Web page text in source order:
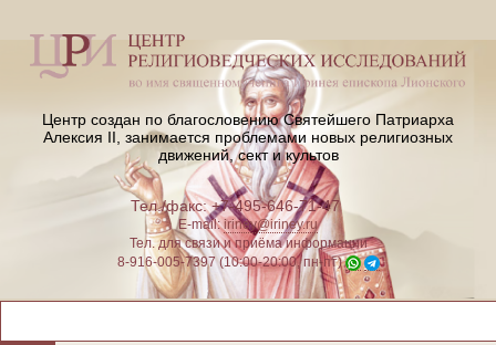
Центр создан по благословению Святейшего Патриарха
Алексия II, занимается проблемами новых религиозных
движений, сект и культов
Тел./факс: +7-495-646-71-47
E-mail:iriney@iriney.ru
Тел. для связи и приёма информации
8-916-005-7397 (10:00-20:00, пн-пт)